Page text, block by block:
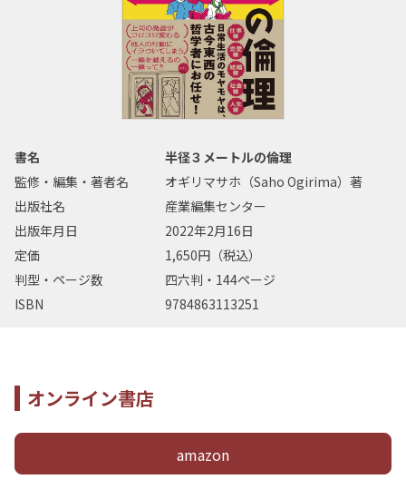
書名
半径３メートルの倫理
監修・編集・著者名
オギリマサホ（Saho Ogirima）著
出版社名
産業編集センター
出版年月日
2022年2月16日
定価
1,650円（税込）
判型・ページ数
四六判・144ページ
ISBN
9784863113251
オンライン書店
amazon